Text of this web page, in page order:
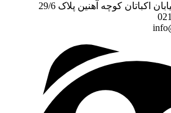
اکباتان کوچه آهنین پلاک 29/6